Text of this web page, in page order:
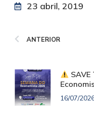
23 abril, 2019
ANTERIOR
SAVE
16/07/